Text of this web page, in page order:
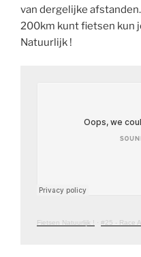
van dergelijke
200km kunt fietsen kun
Natuurlijk !
Fietsen Natuurlijk ! · #25 - Race Around